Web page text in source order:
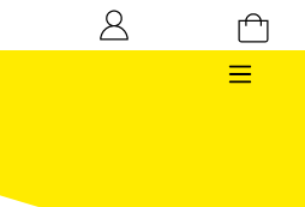
hast 0 Produkte auf dem Merkzettel